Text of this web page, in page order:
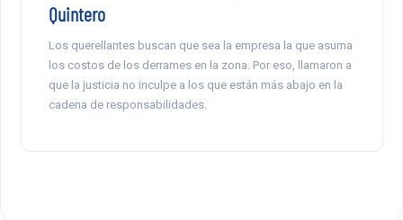
Quintero
Los querellantes buscan que sea la empresa la que asuma
los costos de los derrames en la zona. Por eso, llamaron a
que la justicia no inculpe a los que están más abajo en la
cadena de responsabilidades.